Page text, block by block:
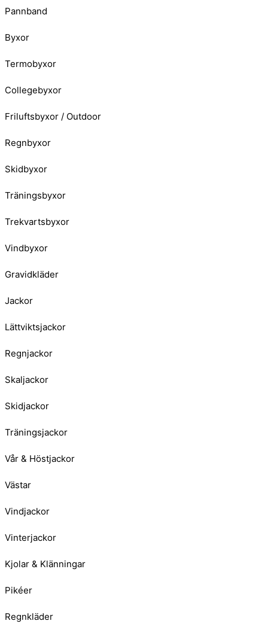
Pannband
Byxor
Termobyxor
Collegebyxor
Friluftsbyxor / Outdoor
Regnbyxor
Skidbyxor
Träningsbyxor
Trekvartsbyxor
Vindbyxor
Gravidkläder
Jackor
Lättviktsjackor
Regnjackor
Skaljackor
Skidjackor
Träningsjackor
Vår & Höstjackor
Västar
Vindjackor
Vinterjackor
Kjolar & Klänningar
Pikéer
Regnkläder